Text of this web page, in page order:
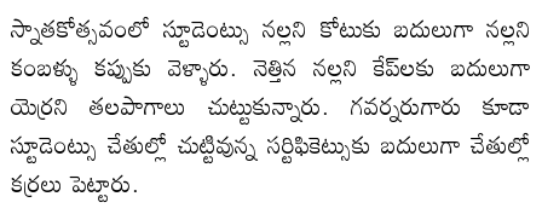
స్నాతకోత్సవంలో స్టూడెంట్సు నల్లని కోటుకు బదులుగా నల్లని
కంబళ్ళు కప్పుకు వెళ్ళారు. నెత్తిన నల్లని కేప్‌లకు బదులుగా
యెర్రని తలపాగాలు చుట్టుకున్నారు. గవర్నరుగారు కూడా
స్టూడెంట్సు చేతుల్లో చుట్టివున్న సర్టిఫికెట్సుకు బదులుగా చేతుల్లో
కర్రలు పెట్టారు.